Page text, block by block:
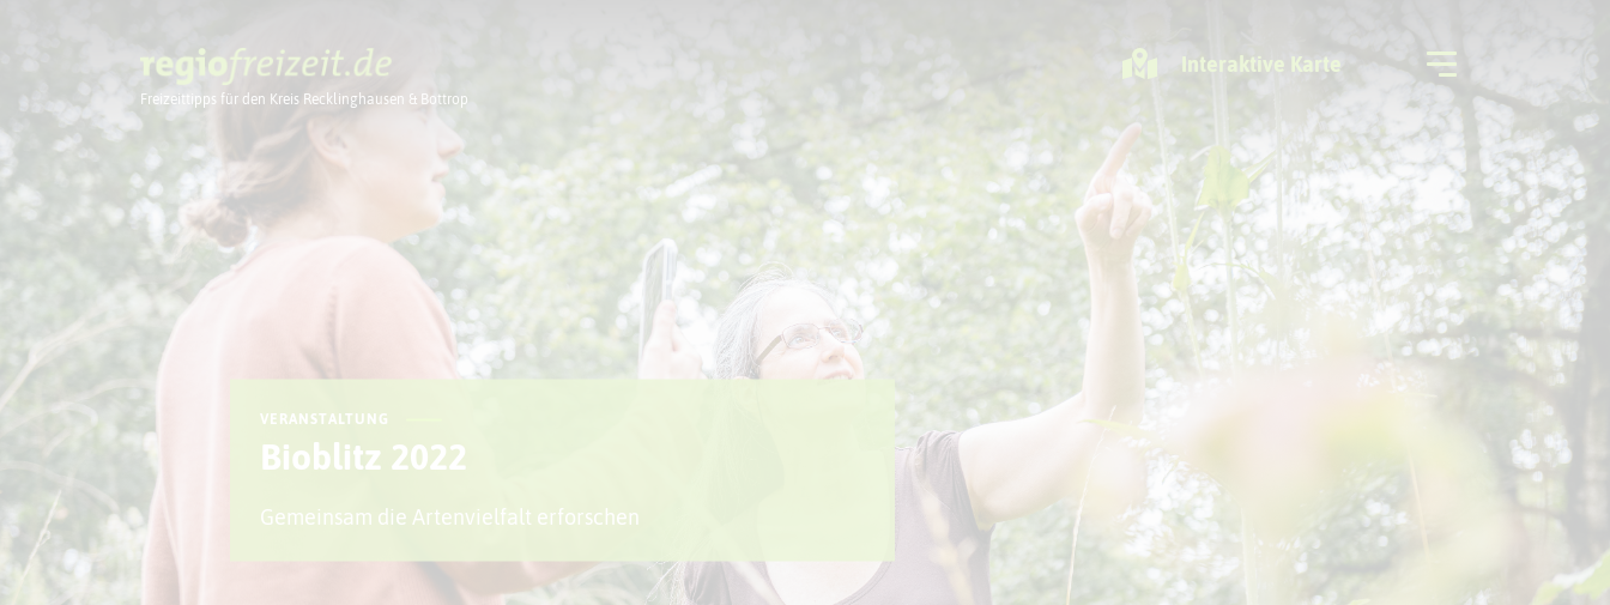
Freizeittipps für den Kreis Recklinghausen & Bottrop
Interaktive Karte
Sport + Bewegung Aktuelles Freizeitregion
VERANSTALTUNG
Bioblitz 2022
Gemeinsam die Artenvielfalt erforschen